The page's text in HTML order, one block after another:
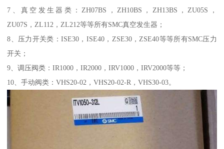
7、真空发生器类：ZH07BS，ZH10BS，ZH13BS，ZU05S，
ZU07S，ZL112，ZL212等等所有SMC真空发生器；
8、压力开关类：ISE30，ISE40，ZSE30，ZSE40等等所有SMC压力
开关；
9、调压阀类：IR1000，IR2000，IRV1000，IRV2000等等；
10、手动阀类：VHS20-02，VHS20-02-R，VHS30-03。